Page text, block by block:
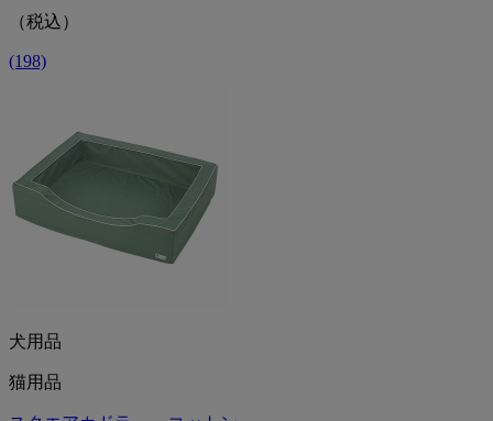
（税込）
(198)
犬用品
猫用品